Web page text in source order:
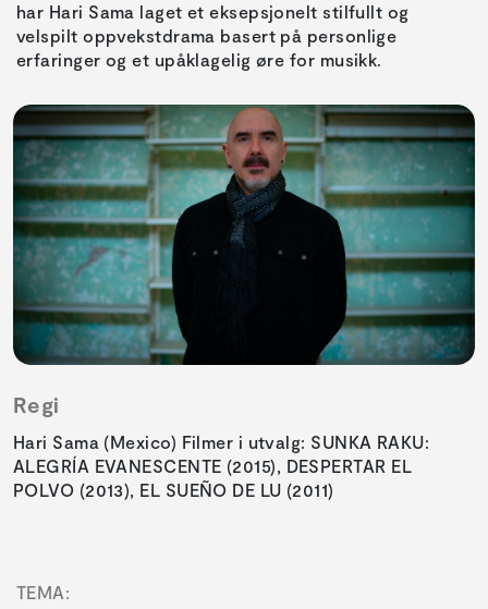
har Hari Sama laget et eksepsjonelt stilfullt og
velspilt oppvekstdrama basert på personlige
erfaringer og et upåklagelig øre for musikk.
Regi
Hari Sama (Mexico) Filmer i utvalg: SUNKA RAKU:
ALEGRÍA EVANESCENTE (2015), DESPERTAR EL
POLVO (2013), EL SUEÑO DE LU (2011)
TEMA: